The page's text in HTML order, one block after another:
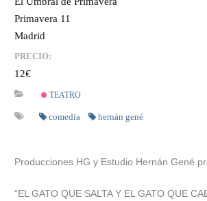
Primavera 11
Madrid
PRECIO:
12€
TEATRO
comedia hernán gené
Producciones HG y Estudio Hernán Gené
“EL GATO QUE SALTA Y EL GATO QUE